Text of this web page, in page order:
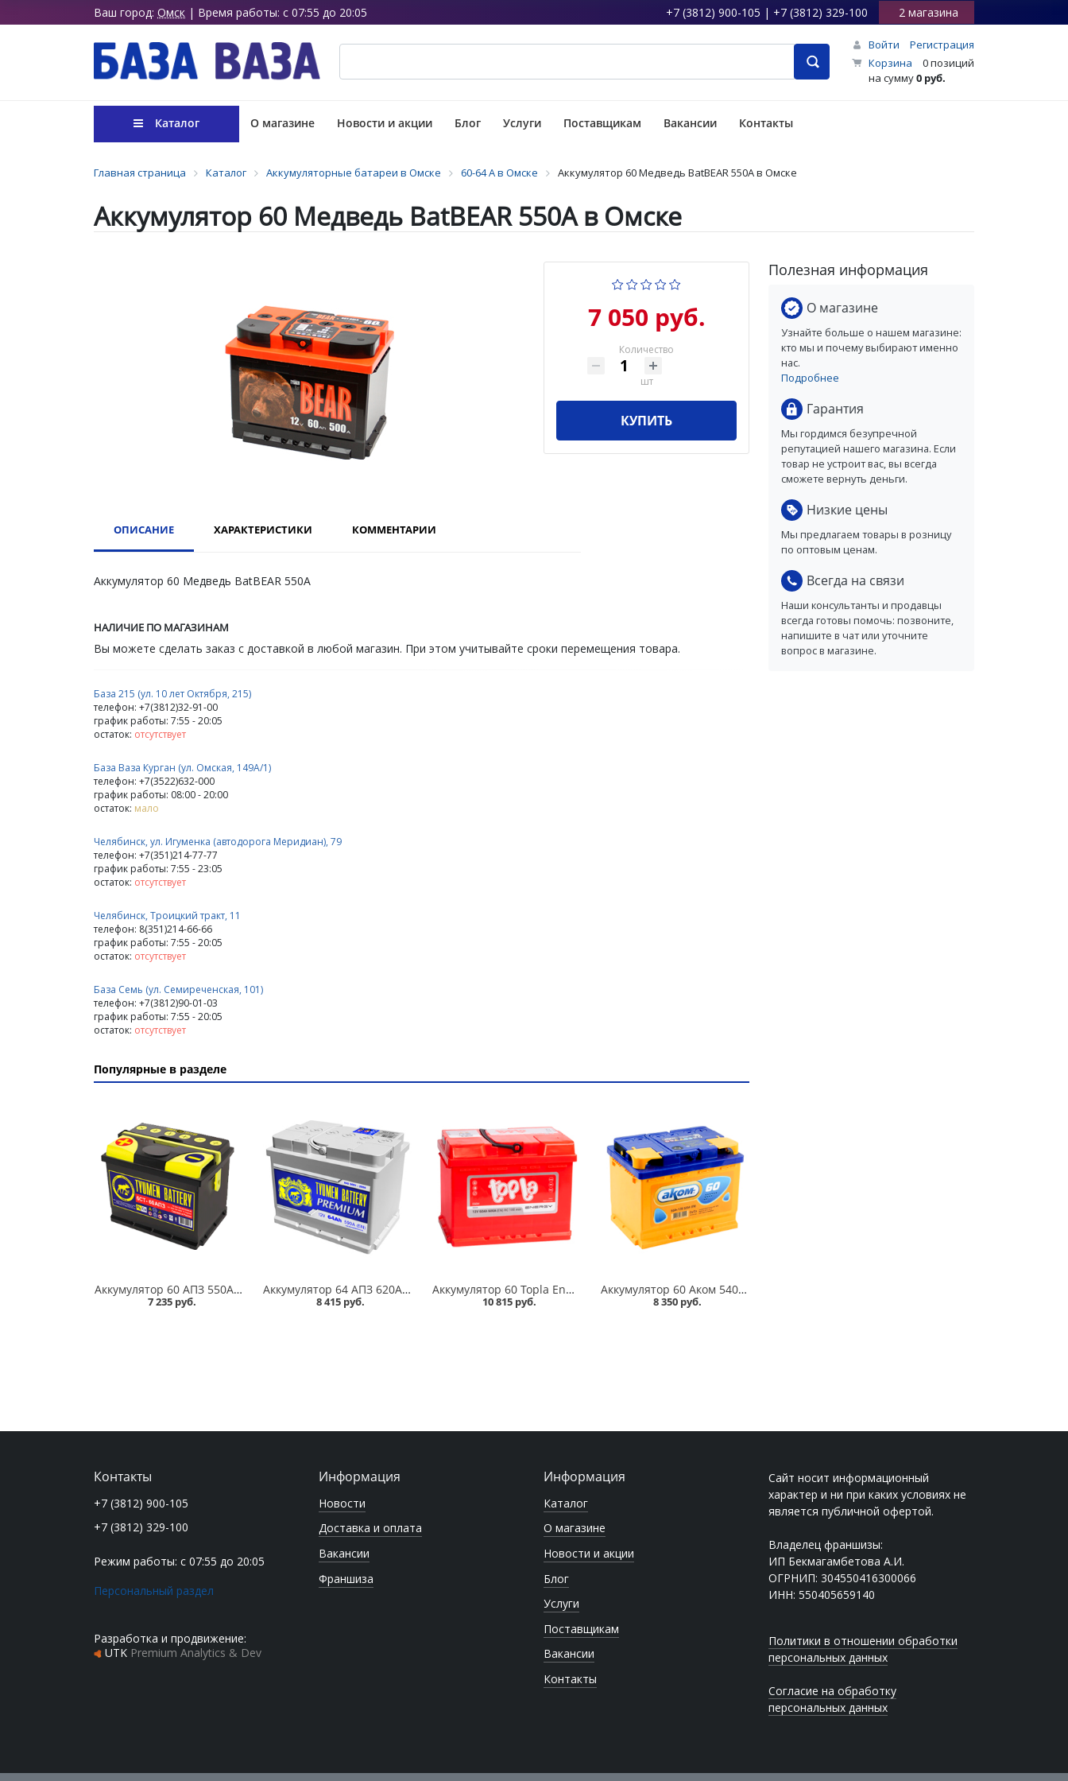
Ваш город: Омск | Время работы: с 07:55 до 20:05 +7 (3812) 900-105 | +7 (3812) 329-100 2 магазина
Войти
Регистрация
Корзина
0 позиций
на сумму0 руб.
Каталог О магазине Новости и акции Блог Услуги Поставщикам Вакансии Контакты
Главная страница Каталог Аккумуляторные батареи в Омске 60-64 А в Омске Аккумулятор 60 Медведь BatBEAR 550А в Омске
Аккумулятор 60 Медведь BatBEAR 550А в Омске
7 050 руб.
Количество
шт
КУПИТЬ
ОПИСАНИЕ ХАРАКТЕРИСТИКИ КОММЕНТАРИИ
Аккумулятор 60 Медведь BatBEAR 550А
НАЛИЧИЕ ПО МАГАЗИНАМ
Вы можете сделать заказ с доставкой в любой магазин. При этом учитывайте сроки перемещения товара.
База 215 (ул. 10 лет Октября, 215)
телефон: +7(3812)32-91-00
график работы: 7:55 - 20:05
остаток: отсутствует
База Ваза Курган (ул. Омская, 149А/1)
телефон: +7(3522)632-000
график работы: 08:00 - 20:00
остаток: мало
Челябинск, ул. Игуменка (автодорога Меридиан), 79
телефон: +7(351)214-77-77
график работы: 7:55 - 23:05
остаток: отсутствует
Челябинск, Троицкий тракт, 11
телефон: 8(351)214-66-66
график работы: 7:55 - 20:05
остаток: отсутствует
База Семь (ул. Семиреченская, 101)
телефон: +7(3812)90-01-03
график работы: 7:55 - 20:05
остаток: отсутствует
Популярные в разделе
Аккумулятор 60 АПЗ 550А в Омске
7 235 руб.
Аккумулятор 64 АПЗ 620А в Омске
8 415 руб.
Аккумулятор 60 Topla Energy 600А в Омске
10 815 руб.
Аккумулятор 60 Аком 540А в Омске
8 350 руб.
Полезная информация
О магазине
Узнайте больше о нашем магазине:
кто мы и почему выбирают именно
нас.
Подробнее
Гарантия
Мы гордимся безупречной
репутацией нашего магазина. Если
товар не устроит вас, вы всегда
сможете вернуть деньги.
Низкие цены
Мы предлагаем товары в розницу
по оптовым ценам.
Всегда на связи
Наши консультанты и продавцы
всегда готовы помочь: позвоните,
напишите в чат или уточните
вопрос в магазине.
Информация
Новости
Доставка и оплата
Вакансии
Франшиза
Информация
Каталог
О магазине
Новости и акции
Блог
Услуги
Поставщикам
Вакансии
Контакты
Сайт носит информационный
характер и ни при каких условиях не
является публичной офертой.
Владелец франшизы:
ИП Бекмагамбетова А.И.
ОГРНИП: 304550416300066
ИНН: 550405659140
Политики в отношении обработки
персональных данных
Согласие на обработку
персональных данных
Контакты
+7 (3812) 900-105
+7 (3812) 329-100
Режим работы: с 07:55 до 20:05
Персональный раздел
Разработка и продвижение:
UTK Premium Analytics & Dev